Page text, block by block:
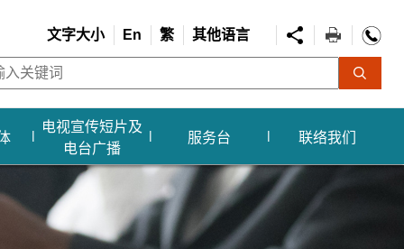
文字大小 En 繁 其他语言
电视宣传短片及
电台广播
服务台 联络我们